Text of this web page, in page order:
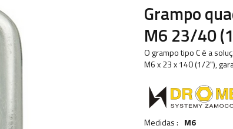
Grampo
M6 23/40
O grampo tipo C é a
M6 x 23 x 140 (1/2"),
Medidas : M6